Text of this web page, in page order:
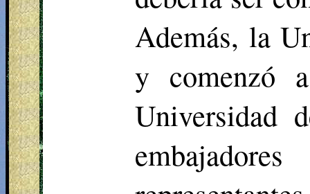
Además, la
y comenzó
Universidad